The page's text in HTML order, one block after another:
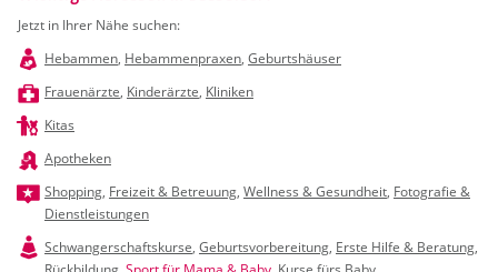
Jetzt in Ihrer Nähe suchen:
Hebammen, Hebammenpraxen, Geburtshäuser
Frauenärzte, Kinderärzte, Kliniken
Kitas
Apotheken
Shopping, Freizeit & Betreuung, Wellness & Gesundheit, Fotografie &
Dienstleistungen
Schwangerschaftskurse, Geburtsvorbereitung, Erste Hilfe & Beratung,